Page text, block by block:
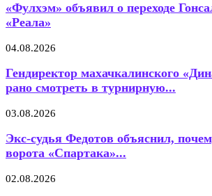
«Фулхэм» объявил о переходе
«Реала»
04.08.2026
Гендиректор махачкалинского
рано смотреть в турнирную...
03.08.2026
Экс-судья Федотов объяснил,
ворота «Спартака»...
02.08.2026